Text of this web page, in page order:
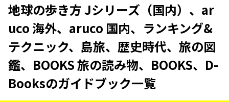
地球の歩き方 Jシリーズ（国内）、ar
uco 海外、aruco 国内、ランキング&
テクニック、島旅、歴史時代、旅の図
鑑、BOOKS 旅の読み物、BOOKS、D-
Booksのガイドブック一覧